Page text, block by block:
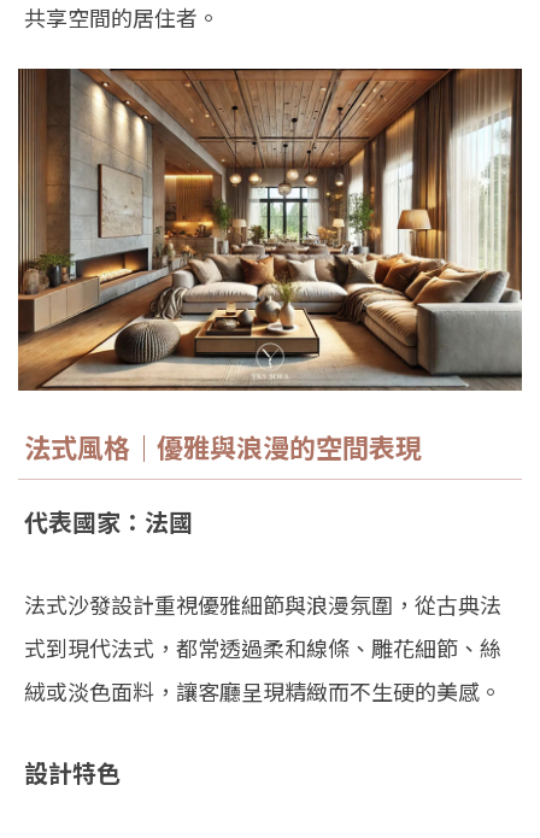
共享空間的居住者。
法式風格｜優雅與浪漫的空間表現
代表國家：法國
法式沙發設計重視優雅細節與浪漫氛圍，從古典法
式到現代法式，都常透過柔和線條、雕花細節、絲
絨或淡色面料，讓客廳呈現精緻而不生硬的美感。
設計特色